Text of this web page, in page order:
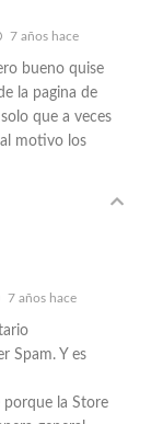
7 años hace
bueno quise
la pagina de
que a veces
motivo los
7 años hace
Spam. Y es
porque la Store